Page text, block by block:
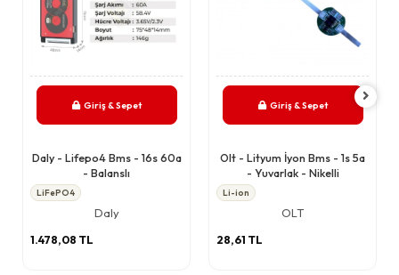
Giriş & Sepet
Daly - Lifepo4 Bms - 16s 60a
- Balanslı
LiFePO4
Daly
1.478,08 TL
Giriş & Sepet
Olt - Lityum İyon Bms - 1s 5a
- Yuvarlak - Nikelli
Li-ion
OLT
28,61 TL